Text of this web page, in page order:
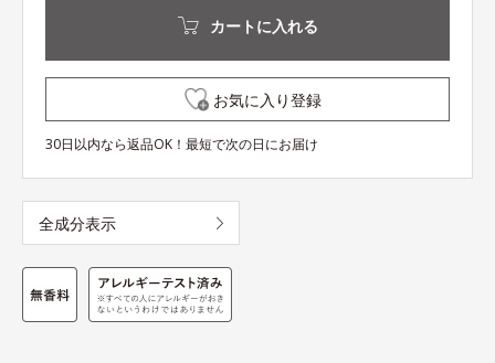
カートに入れる
お気に入り登録
30日以内なら返品OK！最短で次の日にお届け
全成分表示